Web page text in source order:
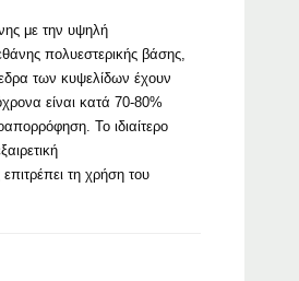
με την υψηλή
πολυεστερικής βάσης,
των κυψελίδων έχουν
είναι κατά 70-80%
Το ιδιαίτερο
τη χρήση του